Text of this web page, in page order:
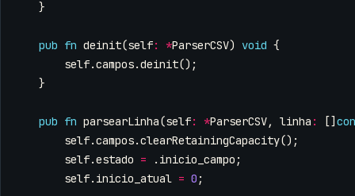
}
pub fn deinit(self: *ParserCSV) void {
self.campos.deinit();
}
pub fn parsearLinha(self: *ParserCSV, linha : []
self.campos.clearRetainingCapacity();
self.estado = . inicio_campo ;
self. inicio_atual = 0 ;